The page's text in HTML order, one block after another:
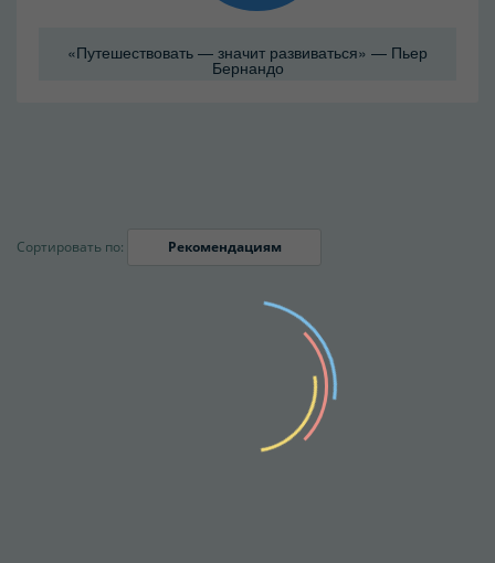
«Путешествовать — значит развиваться» — Пьер
Бернандо
Сортировать по: Рекомендациям